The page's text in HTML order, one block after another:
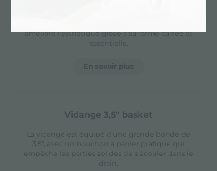
améliore l'esthétique grâce à sa forme carrée et
essentielle.
En savoir plus
vidange 3,5" basket
La vidange est équipé d'une grande bonde de
3,5", avec un bouchon à panier pratique qui
empêche les parties solides de s'écouler dans le
drain.